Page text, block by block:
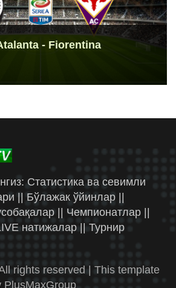
- Fiorentina
Статистика ва севимли
|| Бўлажак ўйинлар ||
|| Чемпионатлар ||
натижалар || Турнир
rights reserved | This template
PlusMaxGroup